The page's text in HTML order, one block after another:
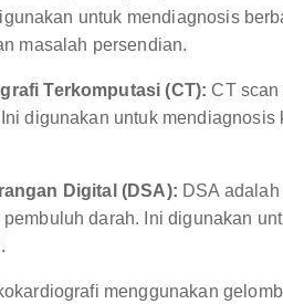
untuk mendiagnosis
masalah persendian.
Terkomputasi (CT): CT scan
digunakan untuk
Digital (DSA): DSA
darah. Ini digunakan
menggunakan